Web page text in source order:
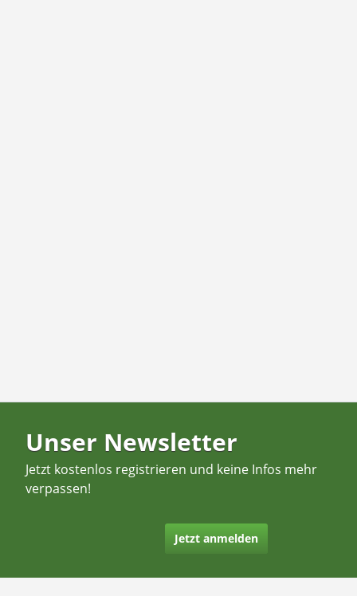
Unser Newsletter
Jetzt kostenlos registrieren und keine Infos mehr
verpassen!
Jetzt anmelden